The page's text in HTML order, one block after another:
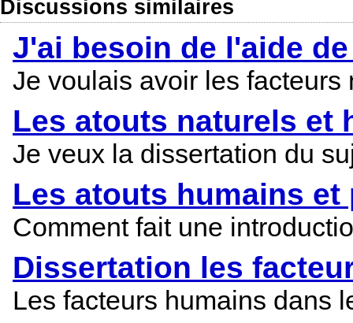
Discussions similaires
J'ai besoin de l'aide
Je voulais avoir les
Les atouts naturels et
Je veux la dissertation du
Les atouts humains
Comment fait une
Dissertation les
Les facteurs humains dans